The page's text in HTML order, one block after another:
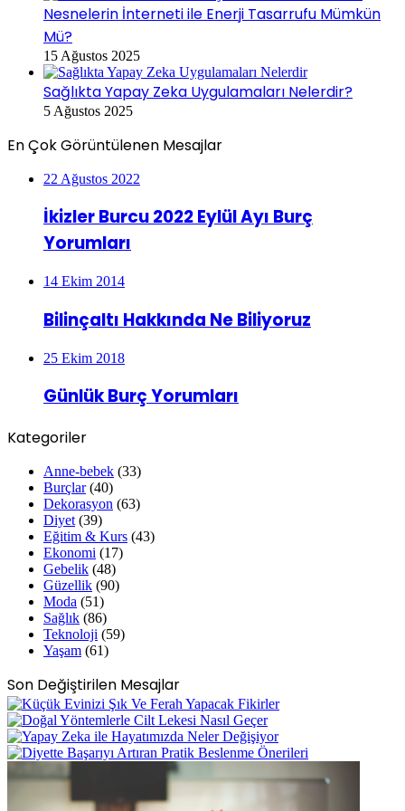
Nesnelerin İnterneti ile Enerji Tasarrufu Mümkün
Mü?
15 Ağustos 2025
Sağlıkta Yapay Zeka Uygulamaları Nelerdir?
5 Ağustos 2025
En Çok Görüntülenen Mesajlar
22 Ağustos 2022
İkizler Burcu 2022 Eylül Ayı Burç
Yorumları
14 Ekim 2014
Bilinçaltı Hakkında Ne Biliyoruz
25 Ekim 2018
Günlük Burç Yorumları
Kategoriler
Anne-bebek (33)
Burçlar(40)
Dekorasyon (63)
Diyet (39)
Eğitim & Kurs (43)
Ekonomi (17)
Gebelik (48)
Güzellik (90)
Moda (51)
Sağlık (86)
Teknoloji (59)
Yaşam (61)
Son Değiştirilen Mesajlar